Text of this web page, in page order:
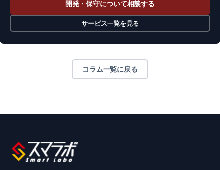
開発・保守について相談する
サービス一覧を見る
コラム一覧に戻る